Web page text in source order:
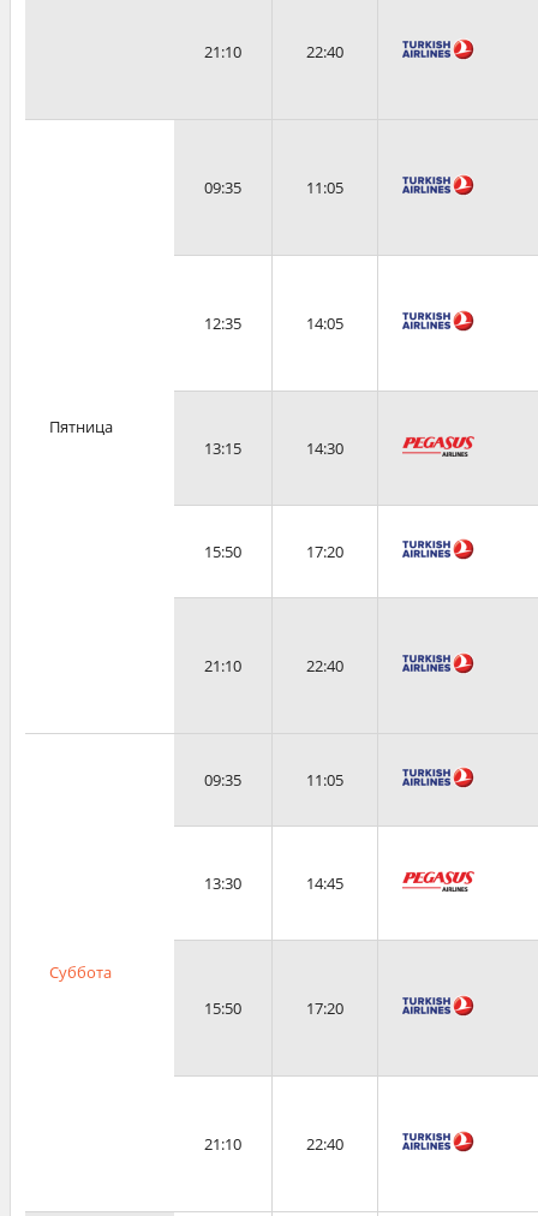
21:10 22:40
Пятница
09:35 11:05
12:35 14:05
13:15 14:30
15:50 17:20
21:10 22:40
Суббота
09:35 11:05
13:30 14:45
15:50 17:20
21:10 22:40